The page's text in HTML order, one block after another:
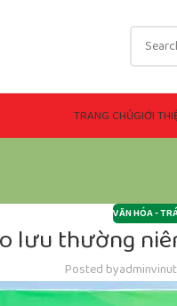
TRANG CHỦGIỚI
VĂN HÓA -
lưu thường
Posted byadminvinut